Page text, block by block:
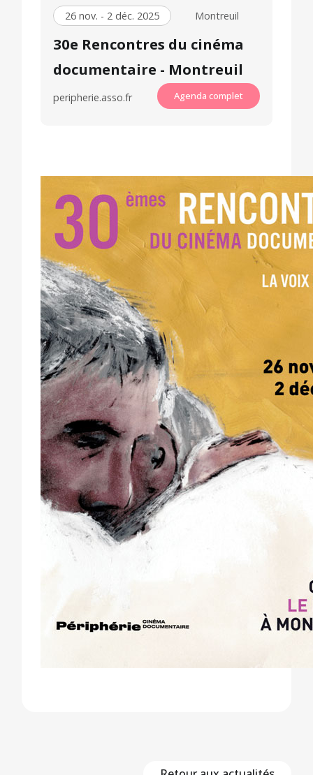
26 nov. - 2 déc. 2025 Montreuil
30e Rencontres du cinéma
documentaire - Montreuil
Agenda complet
peripherie.asso.fr